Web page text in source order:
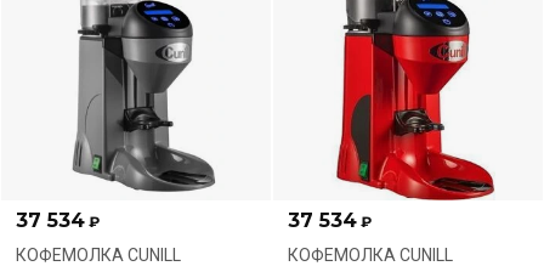
37 534 ₽
КОФЕМОЛКА CUNILL
37 534 ₽
КОФЕМОЛКА CUNILL